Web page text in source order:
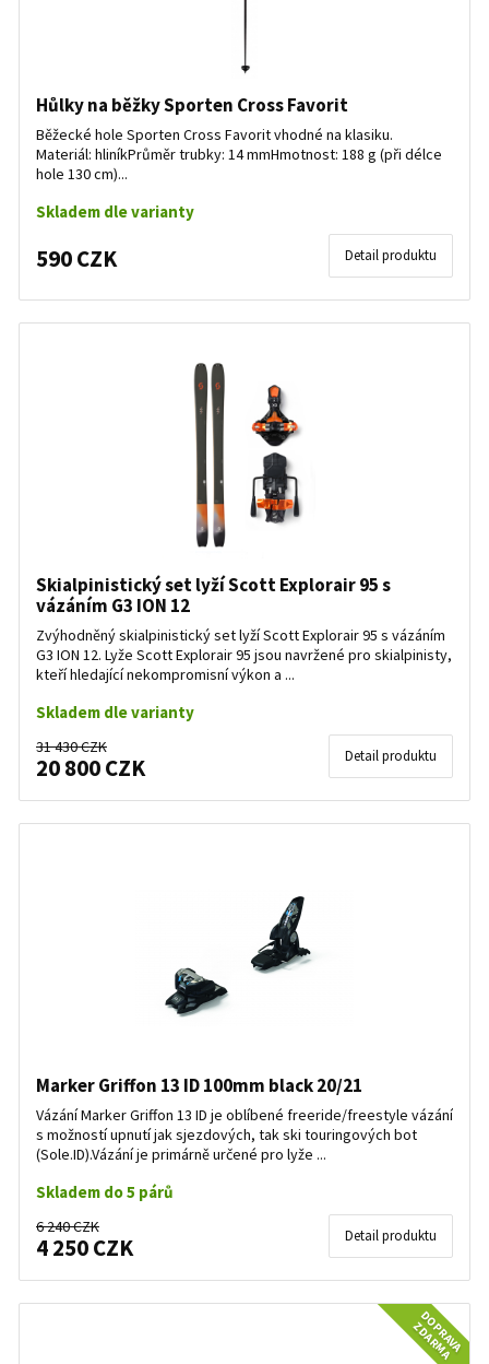
Hůlky na běžky Sporten Cross Favorit
Běžecké hole Sporten Cross Favorit vhodné na klasiku.
Materiál: hliníkPrůměr trubky: 14 mmHmotnost: 188 g (při délce
hole 130 cm)...
Skladem dle varianty
590 CZK Detail produktu
Skialpinistický set lyží Scott Explorair 95 s
vázáním G3 ION 12
Zvýhodněný skialpinistický set lyží Scott Explorair 95 s vázáním
G3 ION 12. Lyže Scott Explorair 95 jsou navržené pro skialpinisty,
kteří hledající nekompromisní výkon a ...
Skladem dle varianty
31 430 CZK
20 800 CZK Detail produktu
Marker Griffon 13 ID 100mm black 20/21
Vázání Marker Griffon 13 ID je oblíbené freeride/freestyle vázání
s možností upnutí jak sjezdových, tak ski touringových bot
(Sole.ID).Vázání je primárně určené pro lyže ...
Skladem do 5 párů
6 240 CZK
4 250 CZK Detail produktu
DOPRAVA
ZDARMA